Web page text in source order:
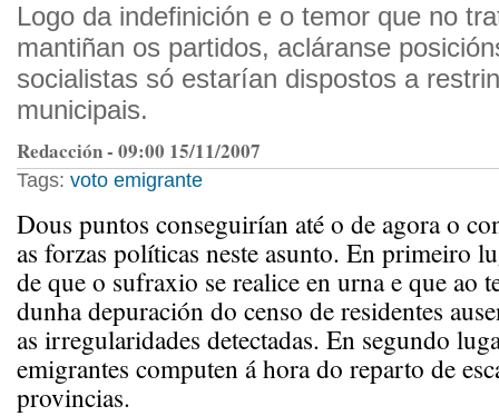
Logo da indefinición e o temor que no
mantiñan os partidos, acláranse
socialistas só estarían dispostos a
municipais.
Redacción - 09:00 15/11/2007
Tags: voto emigrante
Dous puntos conseguirían até o de agora o
as forzas políticas neste asunto. En primeiro
de que o sufraxio se realice en urna e que ao
dunha depuración do censo de residentes
as irregularidades detectadas. En segundo
emigrantes computen á hora do reparto de
provincias.